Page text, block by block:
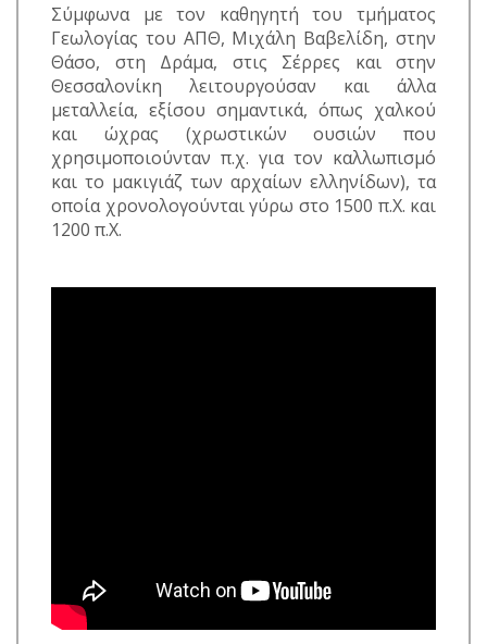
Σύμφωνα με τον καθηγητή του τμήματος
Γεωλογίας του ΑΠΘ, Μιχάλη Βαβελίδη, στην
Θάσο, στη Δράμα, στις Σέρρες και στην
Θεσσαλονίκη λειτουργούσαν και άλλα
μεταλλεία, εξίσου σημαντικά, όπως χαλκού
και ώχρας (χρωστικών ουσιών που
χρησιμοποιούνταν π.χ. για τον καλλωπισμό
και το μακιγιάζ των αρχαίων ελληνίδων), τα
οποία χρονολογούνται γύρω στο 1500 π.Χ. και
1200 π.Χ.